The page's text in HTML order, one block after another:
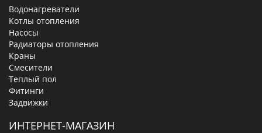
Водонагреватели
Котлы отопления
Насосы
Радиаторы отопления
Краны
Смесители
Теплый пол
Фитинги
Задвижки
ИНТЕРНЕТ-МАГАЗИН